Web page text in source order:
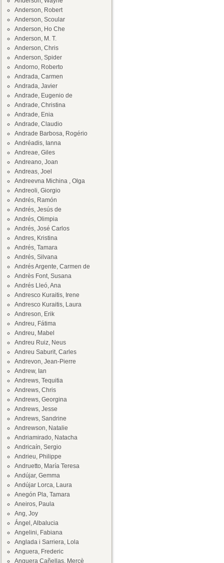
Anderson, Robert
Anderson, Scoular
Anderson, Ho Che
Anderson, M. T.
Anderson, Chris
Anderson, Spider
Andorno, Roberto
Andrada, Carmen
Andrada, Javier
Andrade, Eugenio de
Andrade, Christina
Andrade, Enia
Andrade, Claudio
Andrade Barbosa, Rogério
Andréadis, Ianna
Andreae, Giles
Andreano, Joan
Andreas, Joel
Andreevna Michina , Olga
Andreoli, Giorgio
Andrés, Ramón
Andrés, Jesús de
Andrés, Olimpia
Andrés, José Carlos
Andres, Kristina
Andrés, Tamara
Andrés, Silvana
Andrés Argente, Carmen de
Andrès Font, Susana
Andrés Lleó, Ana
Andresco Kuraitis, Irene
Andresco Kuraitis, Laura
Andreson, Erik
Andreu, Fátima
Andreu, Mabel
Andreu Ruiz, Neus
Andreu Saburit, Carles
Andrevon, Jean-Pierre
Andrew, Ian
Andrews, Tequitia
Andrews, Chris
Andrews, Georgina
Andrews, Jesse
Andrews, Sandrine
Andrewson, Natalie
Andriamirado, Natacha
Andricaín, Sergio
Andrieu, Philippe
Andruetto, María Teresa
Andújar, Gemma
Andújar Lorca, Laura
Anegón Pla, Tamara
Aneiros, Paula
Ang, Joy
Ángel, Albalucia
Angelini, Fabiana
Anglada i Sarriera, Lola
Anguera, Frederic
Anguera Cañellas, Mercè